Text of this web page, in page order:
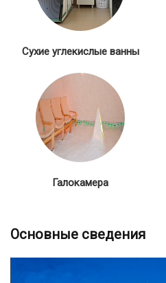
Сухие углекислые ванны
Галокамера
Основные сведения